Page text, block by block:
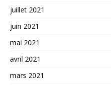
juillet 2021
juin 2021
mai 2021
avril 2021
mars 2021